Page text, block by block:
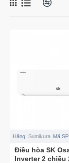
Hãng: Sumikura Mã SP:
Điều hòa SK
Inverter 2 chiều